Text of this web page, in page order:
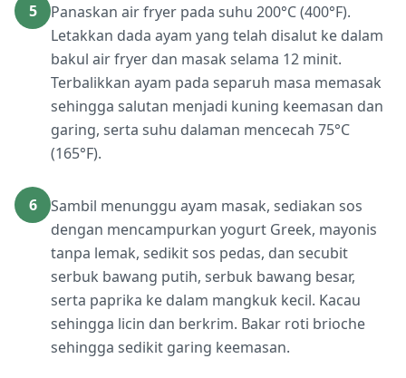
5
Panaskan air fryer pada suhu 200°C (400°F).
Letakkan dada ayam yang telah disalut ke dalam
bakul air fryer dan masak selama 12 minit.
Terbalikkan ayam pada separuh masa memasak
sehingga salutan menjadi kuning keemasan dan
garing, serta suhu dalaman mencecah 75°C
(165°F).
6
Sambil menunggu ayam masak, sediakan sos
dengan mencampurkan yogurt Greek, mayonis
tanpa lemak, sedikit sos pedas, dan secubit
serbuk bawang putih, serbuk bawang besar,
serta paprika ke dalam mangkuk kecil. Kacau
sehingga licin dan berkrim. Bakar roti brioche
sehingga sedikit garing keemasan.